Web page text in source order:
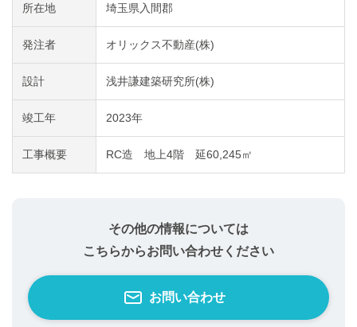
所在地 埼玉県入間郡
発注者 オリックス不動産(株)
設計 浅井謙建築研究所(株)
竣工年 2023年
工事概要 RC造 地上4階 延60,245㎡
その他の情報については
こちらからお問い合わせください
お問い合わせ